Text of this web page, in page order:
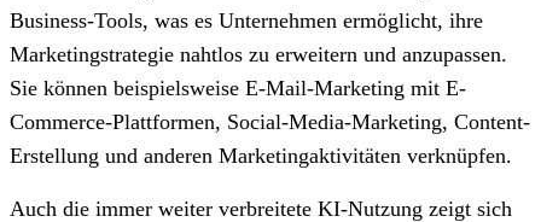
Business-Tools, was es Unternehmen ermöglicht, ihre
Marketingstrategie nahtlos zu erweitern und anzupassen.
Sie können beispielsweise E-Mail-Marketing mit E-
Commerce-Plattformen, Social-Media-Marketing, Content-
Erstellung und anderen Marketingaktivitäten verknüpfen.
Auch die immer weiter verbreitete KI-Nutzung zeigt sich